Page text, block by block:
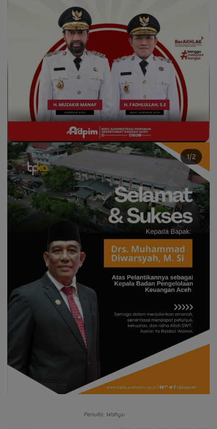
Penulis: Wahyu